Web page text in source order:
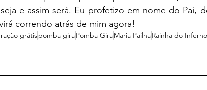
e assim será. Eu profetizo em nome do Pai,
correndo atrás de mim agora!
grátispomba giraPomba GiraMaria PailhaRainha do Inferno